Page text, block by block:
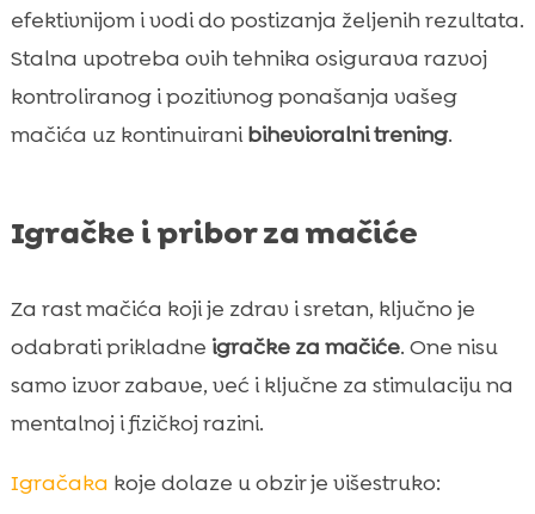
efektivnijom i vodi do postizanja željenih rezultata.
Stalna upotreba ovih tehnika osigurava razvoj
kontroliranog i pozitivnog ponašanja vašeg
mačića uz kontinuiranibihevioralni trening.
Igračke i pribor za mačiće
Za rast mačića koji je zdrav i sretan, ključno je
odabrati prikladne igračke za mačiće. One nisu
samo izvor zabave, već i ključne za stimulaciju na
mentalnoj i fizičkoj razini.
Igračaka koje dolaze u obzir je višestruko: